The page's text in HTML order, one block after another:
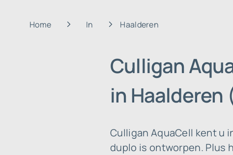
Home In Haalderen
Culligan
in Haalderen
Culligan AquaCell kent u
duplo is ontworpen. Plus